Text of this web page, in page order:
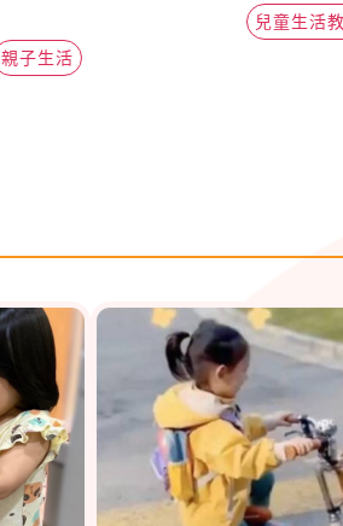
親子生活
兒童生活